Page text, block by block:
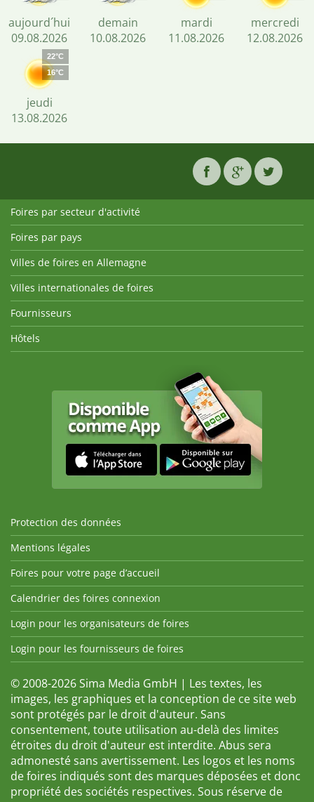
aujourd´hui
09.08.2026
demain
10.08.2026
mardi
11.08.2026
mercredi
12.08.2026
22°C
16°C
jeudi
13.08.2026
Foires par secteur d'activité
Foires par pays
Villes de foires en Allemagne
Villes internationales de foires
Fournisseurs
Hôtels
Protection des données
Mentions légales
Foires pour votre page d’accueil
Calendrier des foires connexion
Login pour les organisateurs de foires
Login pour les fournisseurs de foires
© 2008-2026 Sima Media GmbH | Les textes, les
images, les graphiques et la conception de ce site web
sont protégés par le droit d'auteur. Sans
consentement, toute utilisation au-delà des limites
étroites du droit d'auteur est interdite. Abus sera
admonesté sans avertissement. Les logos et les noms
de foires indiqués sont des marques déposées et donc
propriété des sociétés respectives. Sous réserve de